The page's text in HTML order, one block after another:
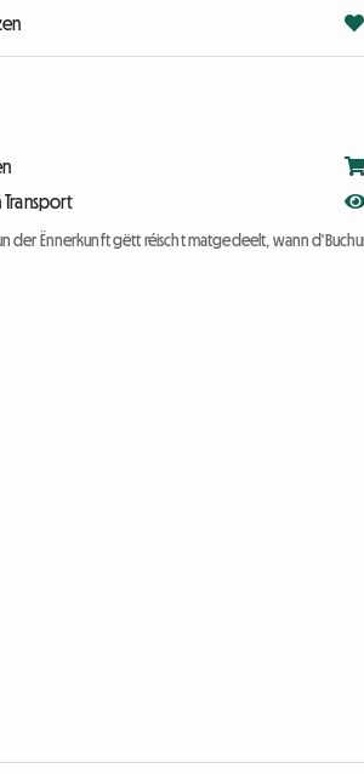
Transport
der Ënnerkunft gëtt réischt matgedeelt, wann